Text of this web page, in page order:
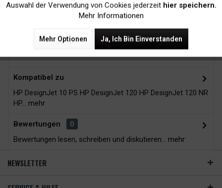
Kompatibel zu
HP DesignJet 10 PS HP DesignJet 120 HP DesignJet 120 NR
HP... mehr
Bewertungen
0
Bewertungen lesen, schreiben und diskutieren... mehr
NEWSLETTER
Auswahl der Verwendung von Cookies jederzeit hier speichern.
Mehr Informationen
Mehr Optionen Ja, Ich Bin Einverstanden